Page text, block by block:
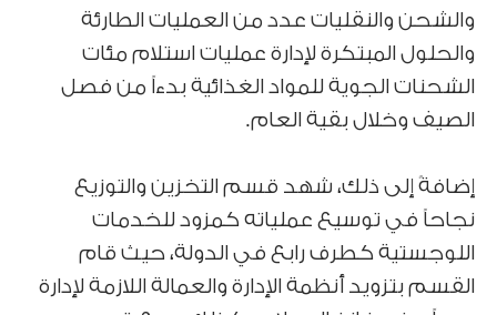
والشحن والنقليات عدد من العمليات الطارئة
والحلول المبتكرة لإدارة عمليات استلام مئات
الشحنات الجوية للمواد الغذائية بدءاً من فصل
الصيف وخلال بقية العام.
إضافةً إلى ذلك، شهد قسم التخزين والتوزيع
نجاحاً في توسيع عملياته كمزود للخدمات
اللوجستية كطرف رابع في الدولة، حيث قام
القسم بتزويد أنظمة الإدارة والعمالة اللازمة لإدارة